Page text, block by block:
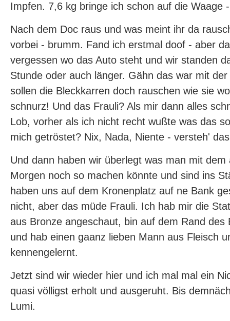
Impfen. 7,6 kg bringe ich schon auf die Waage
Nach dem Doc raus und was meint ihr da
vorbei - brumm. Fand ich erstmal doof - aber
vergessen wo das Auto steht und wir standen
Stunde oder auch länger. Gähn das war mit
sollen die Bleckkarren doch rauschen wie sie
schnurz! Und das Frauli? Als mir dann alles
Lob, vorher als ich nicht recht wußte was das
mich getröstet? Nix, Nada, Niente - versteh'
Und dann haben wir überlegt was man mit dem
Morgen noch so machen könnte und sind ins
haben uns auf dem Kronenplatz auf ne Bank
nicht, aber das müde Frauli. Ich hab mir die
aus Bronze angeschaut, bin auf dem Rand des
und hab einen gaanz lieben Mann aus Fleisch
kennengelernt.
Jetzt sind wir wieder hier und ich mal mal ein
quasi völligst erholt und ausgeruht. Bis
Lumi.